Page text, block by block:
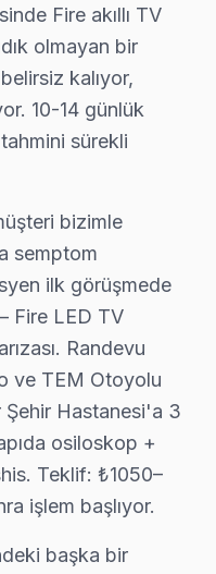
paneli bakım ve
JVC UHD
cihaz Fire televizyon
konusu model servis
yeni yerleşim
bölgesi": kentsel
ile JVC akıllı TV
iki kritik eşik var. 28°C
stok
Rehberi
Rehberi
Arızalar
Dolby Vision mod
Fire akıllı TV
olmayan bir
kalıyor,
10-14 günlük
sürekli
bizimle
semptom
ilk görüşmede
Fire LED TV
Randevu
ve TEM Otoyolu
Şehir Hastanesi'a 3
osiloskop +
Teklif: ₺1050–
işlem başlıyor.
başka bir